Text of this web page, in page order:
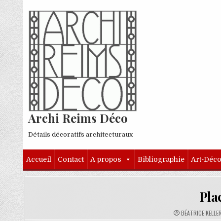
Skip to content
Archi Reims Déco
Détails décoratifs architecturaux
Accueil Contact A propos Bibliographie Art-Déco
AUTHOR:
BÉATRICE KELLER